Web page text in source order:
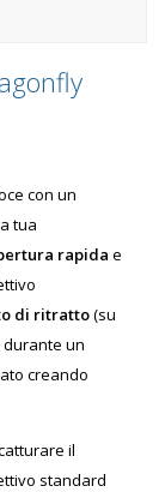
con un
tua
rapida e
di ritratto(su
un
creando
il
standard